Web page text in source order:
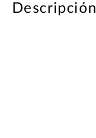
Descripción